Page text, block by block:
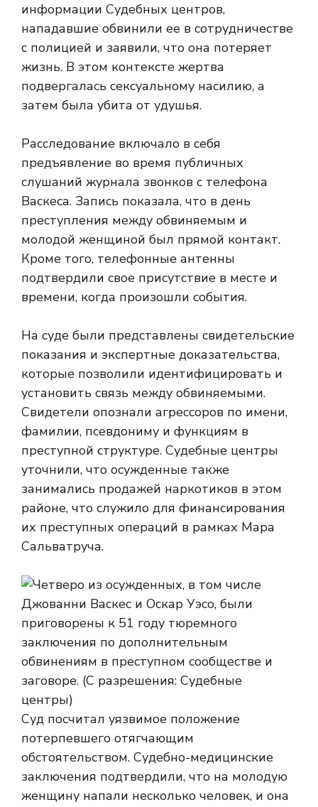
информации Судебных центров,
нападавшие обвинили ее в сотрудничестве
с полицией и заявили, что она потеряет
жизнь. В этом контексте жертва
подвергалась сексуальному насилию, а
затем была убита от удушья.
Расследование включало в себя
предъявление во время публичных
слушаний журнала звонков с телефона
Васкеса. Запись показала, что в день
преступления между обвиняемым и
молодой женщиной был прямой контакт.
Кроме того, телефонные антенны
подтвердили свое присутствие в месте и
времени, когда произошли события.
На суде были представлены свидетельские
показания и экспертные доказательства,
которые позволили идентифицировать и
установить связь между обвиняемыми.
Свидетели опознали агрессоров по имени,
фамилии, псевдониму и функциям в
преступной структуре. Судебные центры
уточнили, что осужденные также
занимались продажей наркотиков в этом
районе, что служило для финансирования
их преступных операций в рамках Мара
Сальватруча.
Суд посчитал уязвимое положение
потерпевшего отягчающим
обстоятельством. Судебно-медицинские
заключения подтвердили, что на молодую
женщину напали несколько человек, и она